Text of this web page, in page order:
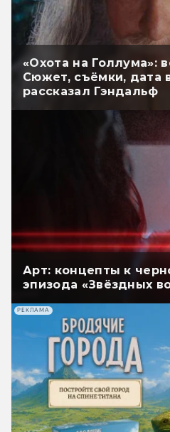
«Охота на Голлума»:
Сюжет, съёмки, дата
рассказал Гэндальф
Арт: концепты к
эпизода «Звёздных
РЕКЛАМА